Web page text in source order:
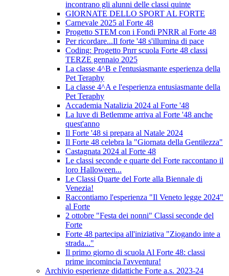
incontrano gli alunni delle classi quinte
GIORNATE DELLO SPORT AL FORTE
Carnevale 2025 al Forte 48
Progetto STEM con i Fondi PNRR al Forte 48
Per ricordare...Il forte '48 s'illumina di pace
Coding: Progetto Pnrr scuola Forte 48 classi
TERZE gennaio 2025
La classe 4^B e l'entusiasmante esperienza della
Pet Teraphy
La classe 4^A e l'esperienza entusiasmante della
Pet Teraphy
Accademia Natalizia 2024 al Forte '48
La luve di Betlemme arriva al Forte '48 anche
quest'anno
Il Forte '48 si prepara al Natale 2024
Il Forte 48 celebra la "Giornata della Gentilezza"
Castagnata 2024 al Forte 48
Le classi seconde e quarte del Forte raccontano il
loro Halloween...
Le Classi Quarte del Forte alla Biennale di
Venezia!
Raccontiamo l'esperienza "Il Veneto legge 2024"
al Forte
2 ottobre "Festa dei nonni" Classi seconde del
Forte
Forte 48 partecipa all'iniziativa "Ziogando inte a
strada..."
Il primo giorno di scuola Al Forte 48: classi
prime incomincia l'avventura!
Archivio esperienze didattiche Forte a.s. 2023-24